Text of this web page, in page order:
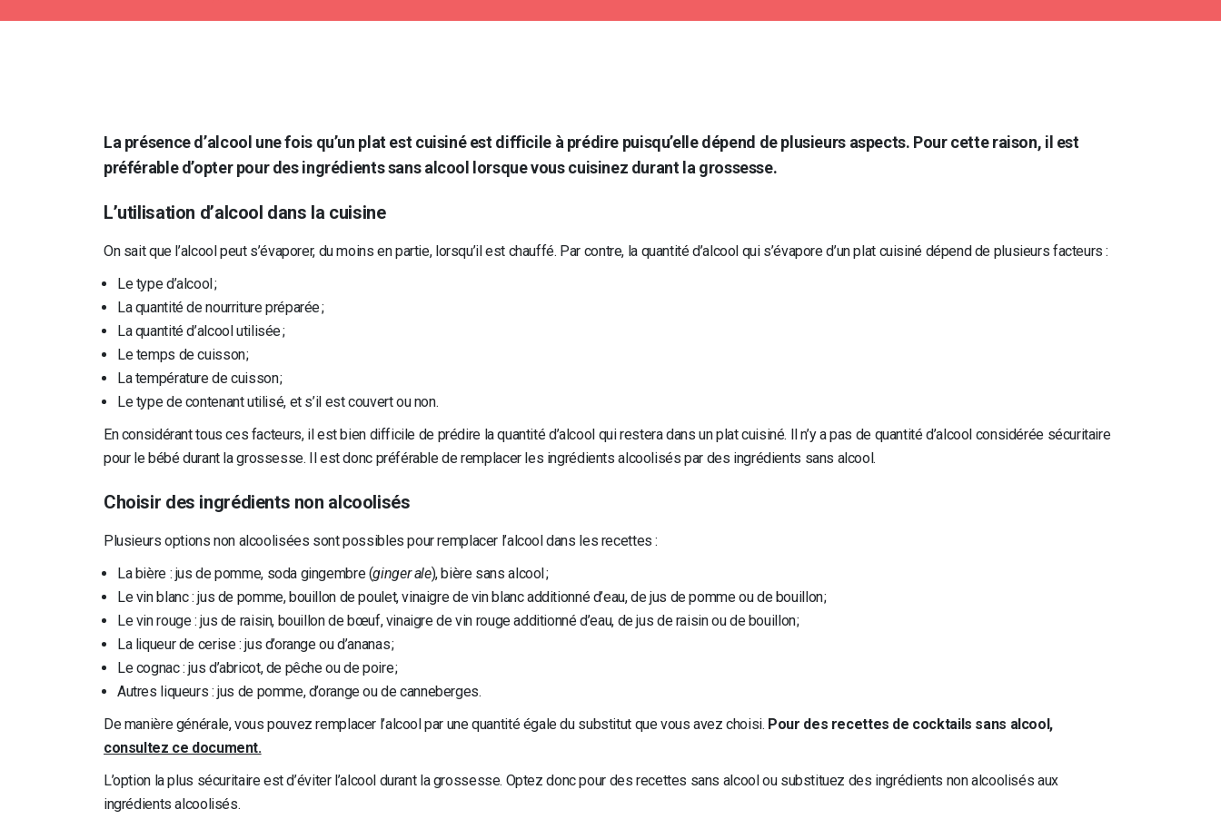
La présence d’alcool une fois qu’un plat est cuisiné est difficile à prédire puisqu’elle dépend de plusieurs aspects. Pour cette raison, il est
préférable d’opter pour des ingrédients sans alcool lorsque vous cuisinez durant la grossesse.
L’utilisation d’alcool dans la cuisine
On sait que l’alcool peut s’évaporer, du moins en partie, lorsqu’il est chauffé. Par contre, la quantité d’alcool qui s’évapore d’un plat cuisiné dépend de plusieurs facteurs :
Le type d’alcool ;
La quantité de nourriture préparée ;
La quantité d’alcool utilisée ;
Le temps de cuisson ;
La température de cuisson ;
Le type de contenant utilisé, et s’il est couvert ou non.
En considérant tous ces facteurs, il est bien difficile de prédire la quantité d’alcool qui restera dans un plat cuisiné. Il n’y a pas de quantité d’alcool considérée sécuritaire
pour le bébé durant la grossesse. Il est donc préférable de remplacer les ingrédients alcoolisés par des ingrédients sans alcool.
Choisir des ingrédients non alcoolisés
Plusieurs options non alcoolisées sont possibles pour remplacer l’alcool dans les recettes :
La bière : jus de pomme, soda gingembre (ginger ale), bière sans alcool ;
Le vin blanc : jus de pomme, bouillon de poulet, vinaigre de vin blanc additionné d’eau, de jus de pomme ou de bouillon ;
Le vin rouge : jus de raisin, bouillon de bœuf, vinaigre de vin rouge additionné d’eau, de jus de raisin ou de bouillon ;
La liqueur de cerise : jus d’orange ou d’ananas ;
Le cognac : jus d’abricot, de pêche ou de poire ;
Autres liqueurs : jus de pomme, d’orange ou de canneberges.
De manière générale, vous pouvez remplacer l’alcool par une quantité égale du substitut que vous avez choisi. Pour des recettes de cocktails sans alcool,
consultez ce document.
L’option la plus sécuritaire est d’éviter l’alcool durant la grossesse. Optez donc pour des recettes sans alcool ou substituez des ingrédients non alcoolisés aux
ingrédients alcoolisés.